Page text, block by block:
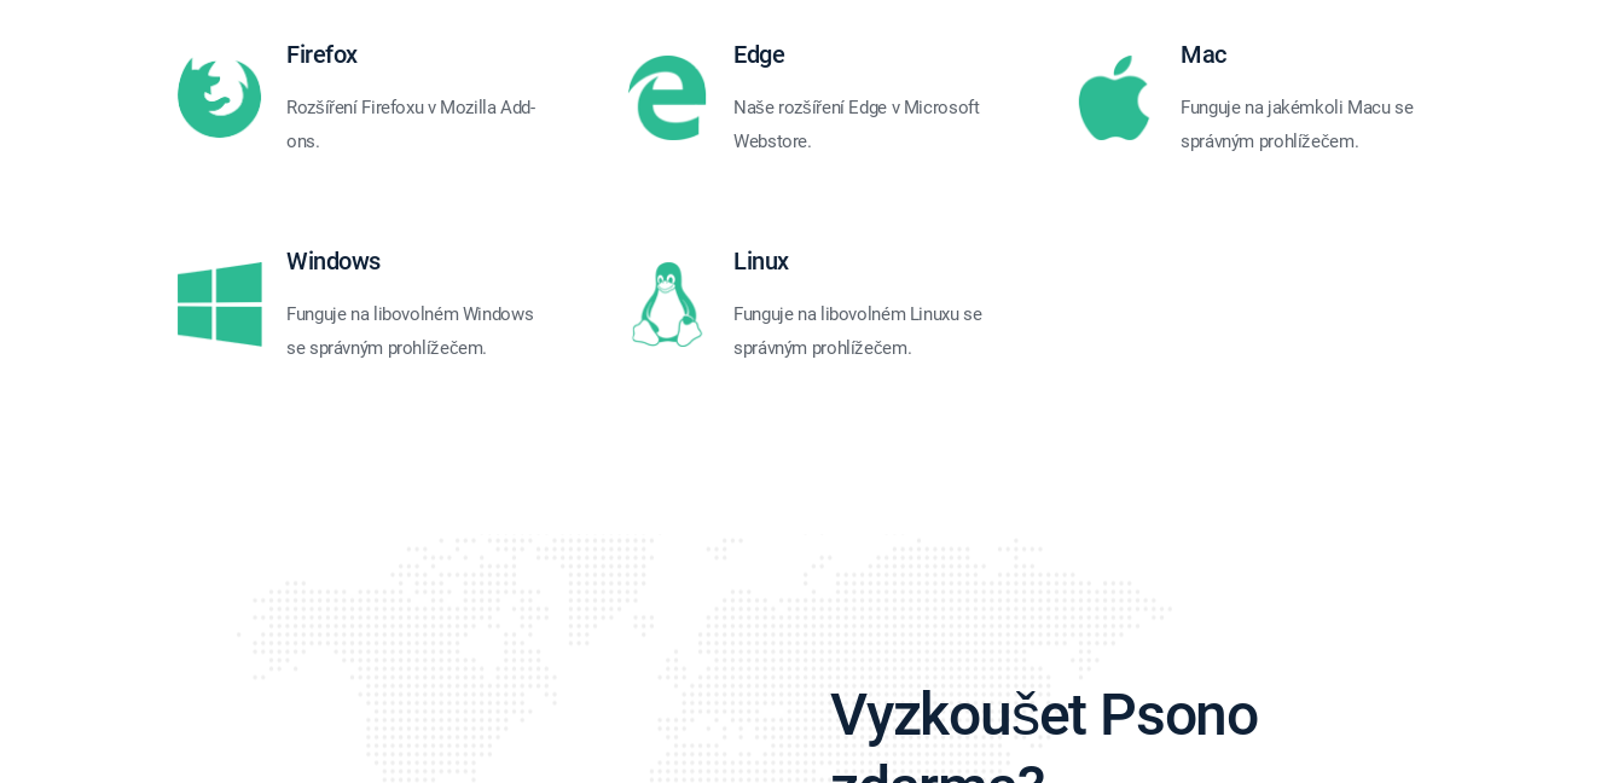
Firefox
Rozšíření Firefoxu v Mozilla Add-
ons.
Edge
Naše rozšíření Edge v Microsoft
Webstore.
Mac
Funguje na jakémkoli Macu se
správným prohlížečem.
Windows
Funguje na libovolném Windows
se správným prohlížečem.
Linux
Funguje na libovolném Linuxu se
správným prohlížečem.
Vyzkoušet Psono